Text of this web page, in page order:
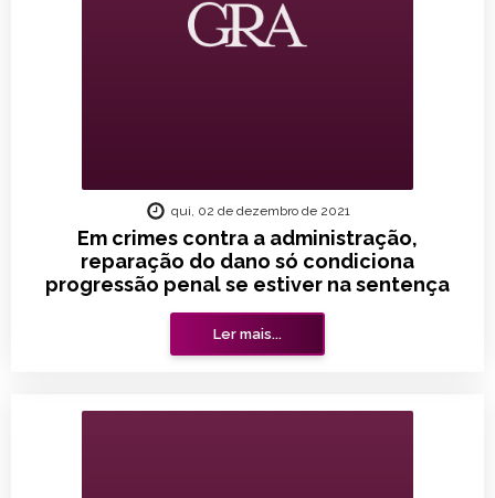
Em crimes contra a administração,
reparação do dano só condiciona
progressão penal se estiver na sentença
qui, 02 de dezembro de 2021
Ler mais...